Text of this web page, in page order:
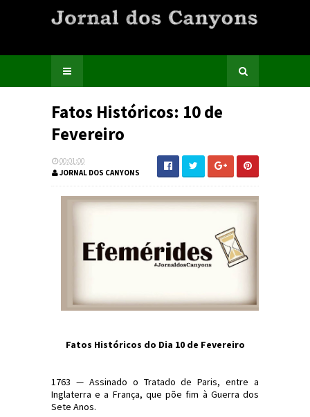
Fatos Históricos: 10 de
Fevereiro
00:01:00
JORNAL DOS CANYONS
Fatos Históricos do Dia 10 de Fevereiro
1763 — Assinado o Tratado de Paris, entre a
Inglaterra e a França, que põe fim à Guerra dos
Sete Anos.